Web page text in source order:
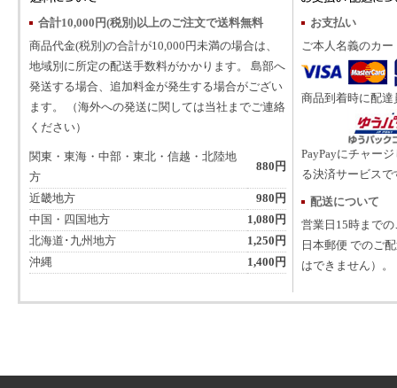
合計10,000円(税別)以上のご注文で送料無料
商品代金(税別)の合計が10,000円未満の場合は、
地域別に所定の配送手数料がかかります。 島部へ
発送する場合、追加料金が発生する場合がござい
ます。 （海外への発送に関しては当社までご連絡
ください）
関東・東海・中部・東北・信越・北陸地
方
880円
近畿地方
980円
中国・四国地方
1,080円
北海道･九州地方
1,250円
沖縄
1,400円
お支払い
ご本人名義のカ
商品到着時に配
PayPayにチャー
る決済サービスで
配送について
営業日15時まで
日本郵便 でのご
はできません）。